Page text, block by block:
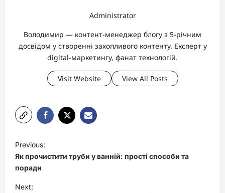
Administrator
Володимир — контент-менеджер блогу з 5-річним
досвідом у створенні захопливого контенту. Експерт у
digital-маркетингу, фанат технологій.
Visit Website View All Posts
o
s
t
Previous:
Як прочистити труби у ванній: прості способи та
поради
Next: